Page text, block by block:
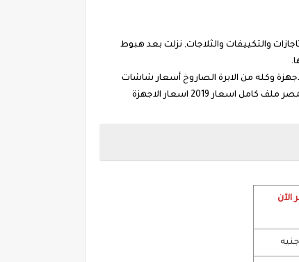
والتكييفات والثلاجات, نزلت بعد هبوط
ست بيت حبة تجدد بيتها والاجهزة وكله من الابرة الصاروخ أسعار شاشات
التلفزيونات في مصر ، ونقدم اسعار الاجهزة الكهربائية بمصر 2019 ثلاجات تلفزيونات غسالات جميع اسعار الاجهزة و أسعار السخانات، بمصر ملف كامل اسعار 2019 اسعار الاجهزة
الآن